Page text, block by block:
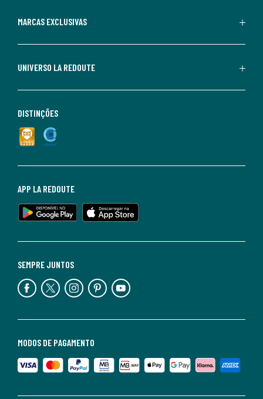
MARCAS EXCLUSIVAS
UNIVERSO LA REDOUTE
MODOS DE PAGAMENTO
SEMPRE JUNTOS
APP LA REDOUTE
DISTINÇÕES